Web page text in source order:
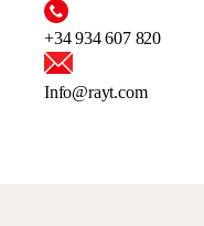
+34 934 607 820
Info@rayt.com